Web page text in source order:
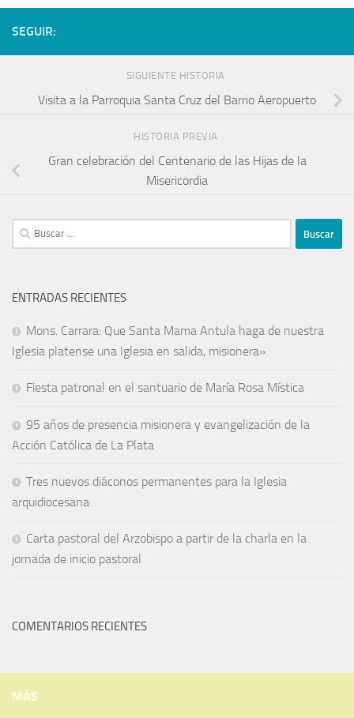
SEGUIR:
SIGUIENTE HISTORIA
Visita a la Parroquia Santa Cruz del Barrio Aeropuerto
HISTORIA PREVIA
Gran celebración del Centenario de las Hijas de la
Misericordia
ENTRADAS RECIENTES
Mons. Carrara: Que Santa Mama Antula haga de nuestra
Iglesia platense una Iglesia en salida, misionera»
Fiesta patronal en el santuario de María Rosa Mística
95 años de presencia misionera y evangelización de la
Acción Católica de La Plata
Tres nuevos diáconos permanentes para la Iglesia
arquidiocesana
Carta pastoral del Arzobispo a partir de la charla en la
jornada de inicio pastoral
COMENTARIOS RECIENTES
MÁS